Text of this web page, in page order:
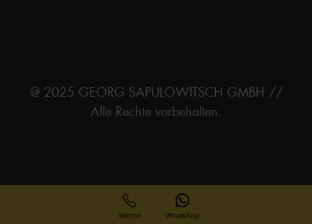
@ 2025 GEORG SAPULOWITSCH GMBH //
Alle Rechte vorbehalten.
Telefon WhatsApp